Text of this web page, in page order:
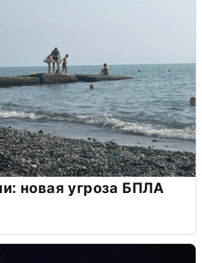
новая угроза БПЛА